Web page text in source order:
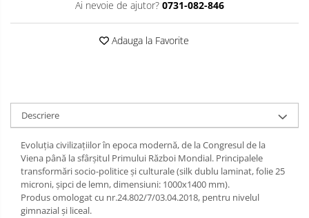
Flipchart-uri si Rezerve
Ai nevoie de ajutor? 0731-082-846
Adauga la Favorite
Descriere
Evoluţia civilizaţiilor în epoca modernă, de la Congresul de la
Viena până la sfârşitul Primului Război Mondial. Principalele
transformări socio-politice şi culturale (silk dublu laminat, folie 25
microni, şipci de lemn, dimensiuni: 1000x1400 mm).
Produs omologat cu nr.24.802/7/03.04.2018, pentru nivelul
gimnazial și liceal.